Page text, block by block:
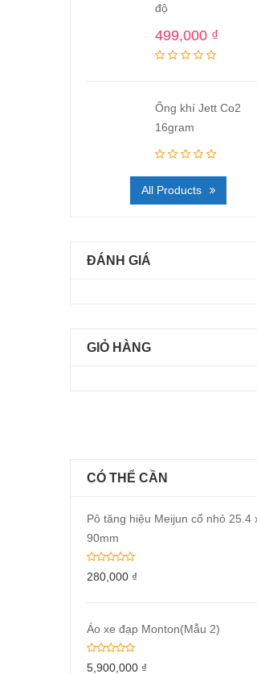
độ
499,000 ₫
Ống khí Jett Co2
16gram
All Products
ĐÁNH GIÁ
GIỎ HÀNG
CÓ THỂ CẦN
Pô tăng hiệu Meijun cổ nhỏ 25.4
90mm
280,000 ₫
Áo xe đạp Monton(Mẫu 2)
5,900,000 ₫